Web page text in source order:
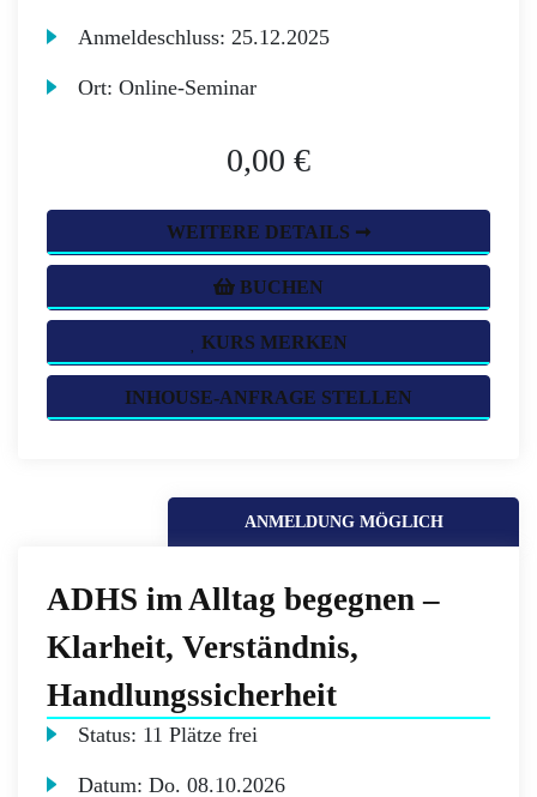
Anmeldeschluss:25.12.2025
Ort:Online-Seminar
0,00 €
WEITERE DETAILS ➞
BUCHEN
KURS MERKEN
INHOUSE-ANFRAGE STELLEN
ANMELDUNG MÖGLICH
ADHS im Alltag begegnen –
Klarheit, Verständnis,
Handlungssicherheit
Status: 11 Plätze frei
Datum:Do. 08.10.2026